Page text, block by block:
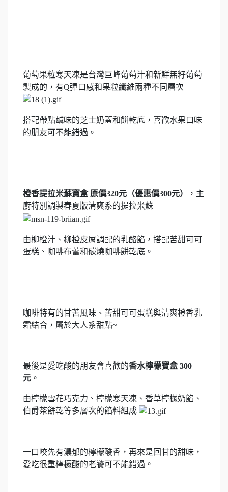
葡萄果粒寒天凍是台灣巨峰葡萄汁和新鮮無籽葡萄
製成的，有Q彈口感和果粒纖維兩種不同層次
搭配帶點鹹味的芝士奶蓋和餅乾底，喜歡水果口味
的朋友可不能錯過。
橙香提拉米蘇寶盒 原價320元（優惠價300元）
，主
廚特別調製春夏版清爽系的提拉米蘇
由柳橙汁、柳橙皮屑調配的乳酪餡，搭配苦甜可可
蛋糕、咖啡布蕾和碳燒咖啡餅乾底。
咖啡特有的甘苦風味、苦甜可可蛋糕與清爽橙香乳
霜結合，屬於大人系甜點~
最後是愛吃酸的朋友會喜歡的香水檸檬寶盒 300
元 。
由檸檬雪花巧克力、檸檬寒天凍、香草檸檬奶餡、
伯爵茶餅乾等多層次的餡料組成
一口咬先有濃郁的檸檬酸香，再來是回甘的甜味，
愛吃很重檸檬酸的老饕可不能錯過。